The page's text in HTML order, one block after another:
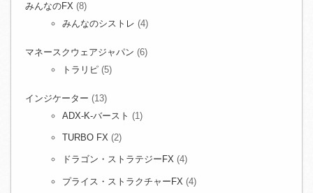
みんなのFX (8)
みんなのシストレ (4)
マネースクウェアジャパン (6)
トラリピ (5)
インジケーター (13)
ADX-K-バースト (1)
TURBO FX (2)
ドラゴン・ストラテジーFX (4)
プライス・ストラクチャーFX (4)